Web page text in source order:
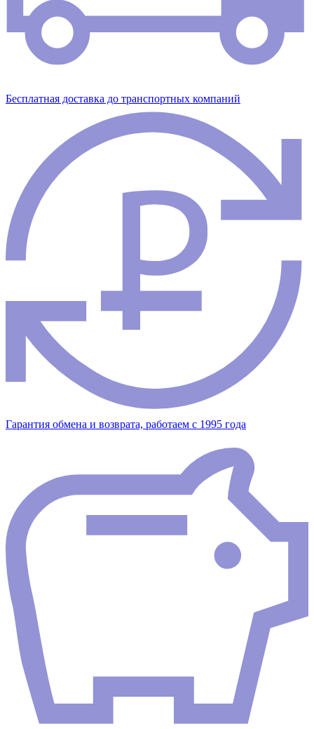
Бесплатная доставка до транспортных компаний
Гарантия обмена и возврата, работаем с 1995 года